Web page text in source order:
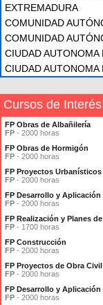
EXTREMADURA
COMUNIDAD
COMUNIDAD
CIUDAD AUTONOMA
CIUDAD AUTONOMA
Cursos de Interés
FP Obras de Albañilería
FP - 2000 horas
FP Obras de Hormigón
FP - 2000 horas
FP Proyectos
FP - 2000 horas
FP Desarrollo y
FP - 2000 horas
FP Realización y Planes
FP - 1700 horas
FP Construcción
FP - 2000 horas
FP Proyectos de Obra Civil
FP - 2000 horas
FP Desarrollo y
FP - 2000 horas